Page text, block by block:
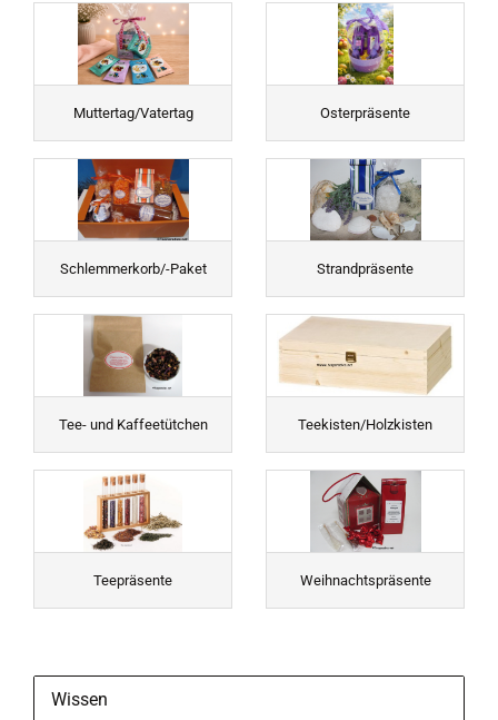
Muttertag/Vatertag Osterpräsente
Schlemmerkorb/-Paket Strandpräsente
Tee- und Kaffeetütchen Teekisten/Holzkisten
Teepräsente Weihnachtspräsente
Wissen